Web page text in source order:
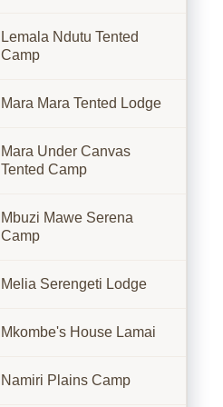
Lemala Ndutu Tented
Camp
Mara Mara Tented Lodge
Mara Under Canvas
Tented Camp
Mbuzi Mawe Serena
Camp
Melia Serengeti Lodge
Mkombe's House Lamai
Namiri Plains Camp